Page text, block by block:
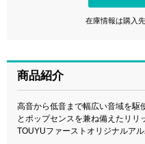
在庫情報は購入
商品紹介
高音から低音まで幅広い音域を駆
とポップセンスを兼ね備えたリリ
TOUYUファーストオリジナルア